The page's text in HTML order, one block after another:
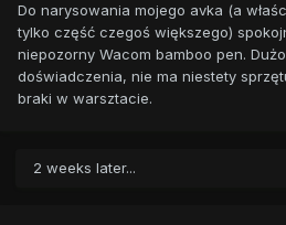
Do narysowania mojego avka (a
tylko część czegoś większego)
niepozorny Wacom bamboo pen.
doświadczenia, nie ma niestety
braki w warsztacie.
2 weeks later...